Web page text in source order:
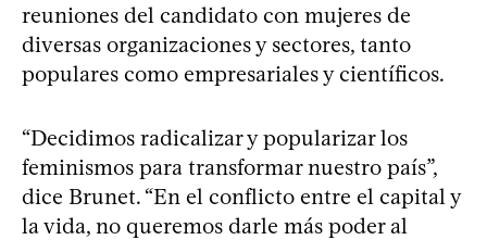
reuniones del candidato con mujeres de
diversas organizaciones y sectores, tanto
populares como empresariales y científicos.
“Decidimos radicalizar y popularizar los
feminismos para transformar nuestro país”,
dice Brunet. “En el conflicto entre el capital y
la vida, no queremos darle más poder al